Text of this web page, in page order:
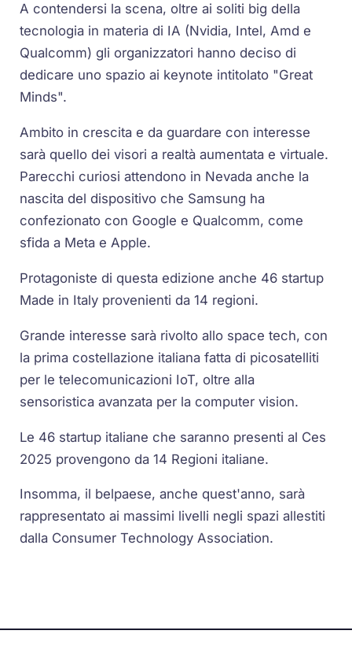
A contendersi la scena, oltre ai soliti big della
tecnologia in materia di IA (Nvidia, Intel, Amd e
Qualcomm) gli organizzatori hanno deciso di
dedicare uno spazio ai keynote intitolato "Great
Minds".
Ambito in crescita e da guardare con interesse
sarà quello dei visori a realtà aumentata e virtuale.
Parecchi curiosi attendono in Nevada anche la
nascita del dispositivo che Samsung ha
confezionato con Google e Qualcomm, come
sfida a Meta e Apple.
Protagoniste di questa edizione anche 46 startup
Made in Italy provenienti da 14 regioni.
Grande interesse sarà rivolto allo space tech, con
la prima costellazione italiana fatta di picosatelliti
per le telecomunicazioni IoT, oltre alla
sensoristica avanzata per la computer vision.
Le 46 startup italiane che saranno presenti al Ces
2025 provengono da 14 Regioni italiane.
Insomma, il belpaese, anche quest'anno, sarà
rappresentato ai massimi livelli negli spazi allestiti
dalla Consumer Technology Association.